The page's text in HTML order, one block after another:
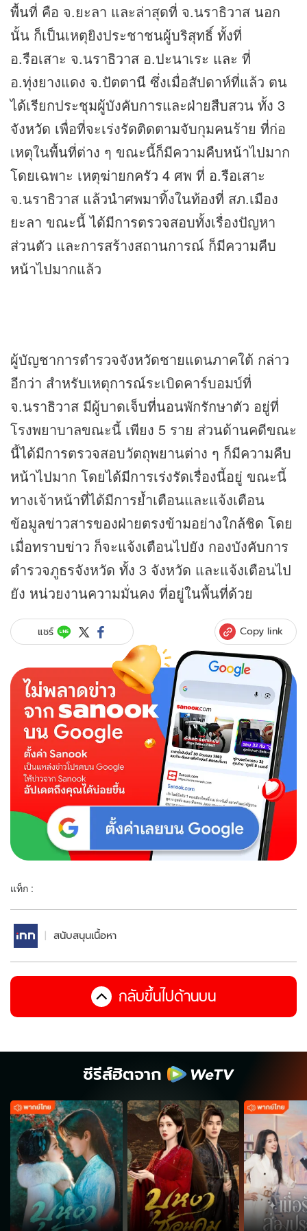
พื้นที่ คือ จ.ยะลา และล่าสุดที่ จ.นราธิวาส นอก
นั้น ก็เป็นเหตุยิงประชาชนผู้บริสุทธิ์ ทั้งที่
อ.รือเสาะ จ.นราธิวาส อ.ปะนาเระ และ ที่
อ.ทุ่งยางแดง จ.ปัตตานี ซึ่งเมื่อสัปดาห์ที่แล้ว ตน
ได้เรียกประชุมผู้บังคับการและฝ่ายสืบสวน ทั้ง 3
จังหวัด เพื่อที่จะเร่งรัดติดตามจับกุมคนร้าย ที่ก่อ
เหตุในพื้นที่ต่าง ๆ ขณะนี้ก็มีความคืบหน้าไปมาก
โดยเฉพาะ เหตุฆ่ายกครัว 4 ศพ ที่ อ.รือเสาะ
จ.นราธิวาส แล้วนำศพมาทิ้งในท้องที่ สภ.เมือง
ยะลา ขณะนี้ ได้มีการตรวจสอบทั้งเรื่องปัญหา
ส่วนตัว และการสร้างสถานการณ์ ก็มีความคืบ
หน้าไปมากแล้ว
ผู้บัญชาการตำรวจจังหวัดชายแดนภาคใต้ กล่าว
อีกว่า สำหรับเหตุการณ์ระเบิดคาร์บอมบ์ที่
จ.นราธิวาส มีผู้บาดเจ็บที่นอนพักรักษาตัว อยู่ที่
โรงพยาบาลขณะนี้ เพียง 5 ราย ส่วนด้านคดีขณะ
นี้ได้มีการตรวจสอบวัตถุพยานต่าง ๆ ก็มีความคืบ
หน้าไปมาก โดยได้มีการเร่งรัดเรื่องนี้อยู่ ขณะนี้
ทางเจ้าหน้าที่ได้มีการย้ำเตือนและแจ้งเตือน
ข้อมูลข่าวสารของฝ่ายตรงข้ามอย่างใกล้ชิด โดย
เมื่อทราบข่าว ก็จะแจ้งเตือนไปยัง กองบังคับการ
ตำรวจภูธรจังหวัด ทั้ง 3 จังหวัด และแจ้งเตือนไป
ยัง หน่วยงานความมั่นคง ที่อยู่ในพื้นที่ด้วย
แชร์ Copy link
แท็ก :
สนับสนุนเนื้อหา
กลับขึ้นไปด้านบน
ซีรีส์ฮิตจาก